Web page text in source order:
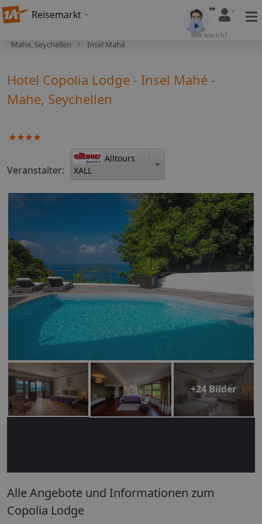
Reisemarkt
Wer bin ich?
Mahe, Seychellen Insel Mahé
Hotel Copolia Lodge - Insel Mahé -
Mahe, Seychellen
Veranstalter:
Alltours
XALL
+24 Bilder
Alle Angebote und Informationen zum
Copolia Lodge